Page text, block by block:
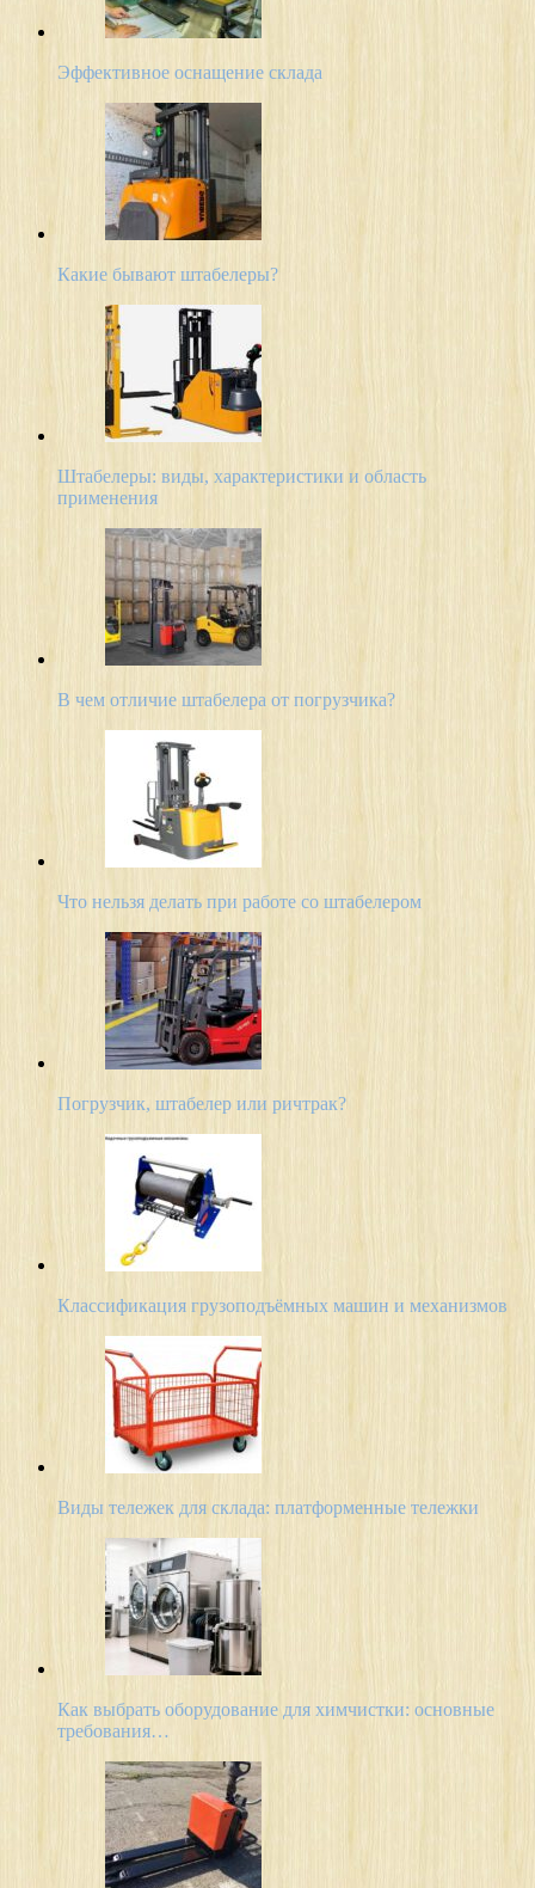
Эффективное оснащение склада
Какие бывают штабелеры?
Штабелеры: виды, характеристики и область
применения
В чем отличие штабелера от погрузчика?
Что нельзя делать при работе со штабелером
Погрузчик, штабелер или ричтрак?
Классификация грузоподъёмных машин и механизмов
Виды тележек для склада: платформенные тележки
Как выбрать оборудование для химчистки: основные
требования…